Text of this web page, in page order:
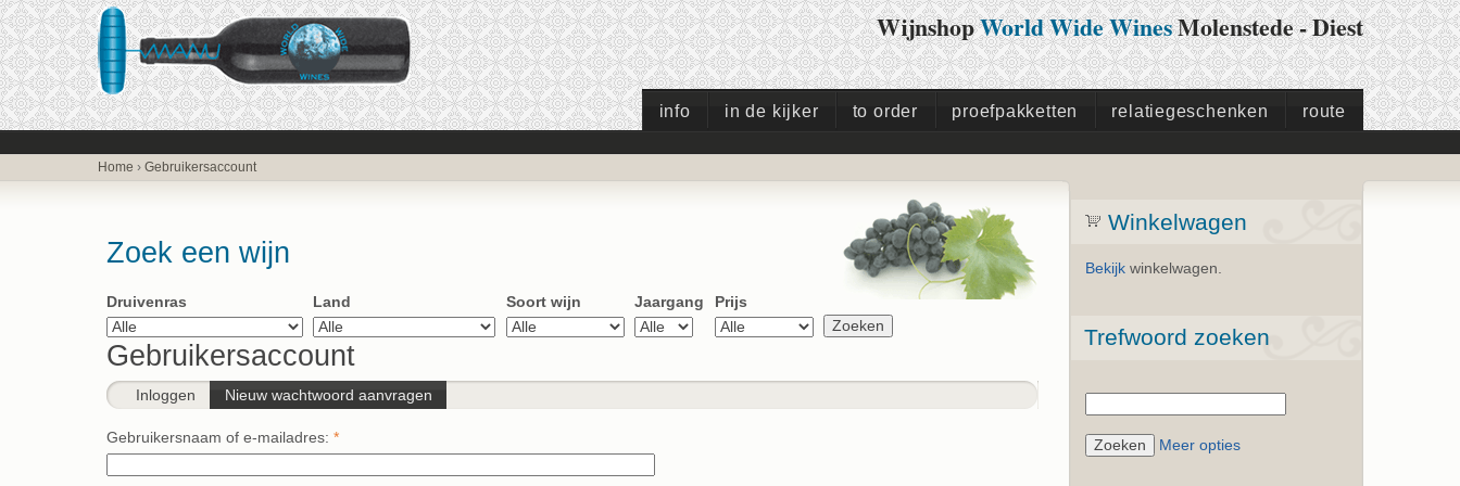
WijnshopWorld Wide WinesMolenstede - Diest
info in de kijker to order proefpakketten relatiegeschenken route
Home › Gebruikersaccount
Zoek een wijn
Druivenras Land Soort wijn Jaargang Prijs
Gebruikersaccount
Inloggen Nieuw wachtwoord aanvragen
Gebruikersnaam of e-mailadres: *
Winkelwagen
Bekijk winkelwagen.
Trefwoord zoeken
Meer opties